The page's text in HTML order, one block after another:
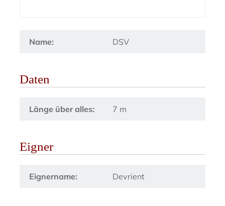
Name: DSV
Daten
Länge über alles: 7 m
Eigner
Eignername: Devrient